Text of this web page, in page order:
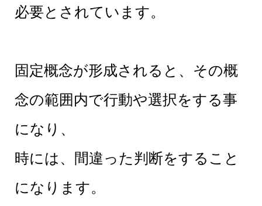
必要とされています。
固定概念が形成されると、その概
念の範囲内で行動や選択をする事
になり、
時には、間違った判断をすること
になります。